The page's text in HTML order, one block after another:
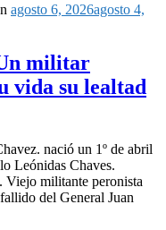
agosto 6, 2026agosto 4,
militar
vida su lealtad
nació un 1º de abril
Leónidas Chaves.
militante peronista
del General Juan